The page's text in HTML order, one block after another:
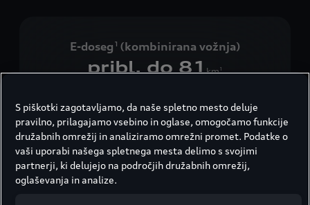
E-doseg 1 (kombinirana vožnja)
pribl. do 81km1
Pospešek (0–100 km/h)4
5,0s4
S piškotki zagotavljamo, da naše spletno mesto deluje
pravilno, prilagajamo vsebino in oglase, omogočamo funkcije
družabnih omrežij in analiziramo omrežni promet. Podatke o
vaši uporabi našega spletnega mesta delimo s svojimi
partnerji, ki delujejo na področjih družabnih omrežij,
oglaševanja in analize.